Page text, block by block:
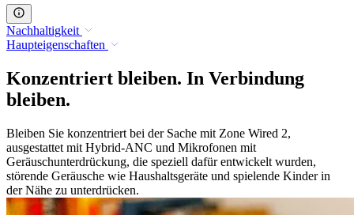
Nachhaltigkeit
Haupteigenschaften
Konzentriert bleiben. In Verbindung
bleiben.
Bleiben Sie konzentriert bei der Sache mit Zone Wired 2,
ausgestattet mit Hybrid-ANC und Mikrofonen mit
Geräuschunterdrückung, die speziell dafür entwickelt wurden,
störende Geräusche wie Haushaltsgeräte und spielende Kinder in
der Nähe zu unterdrücken.